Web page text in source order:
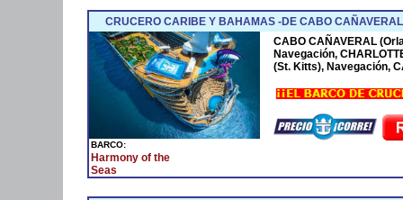
CRUCERO CARIBE Y BAHAMAS -DE CABO
BARCO:
Harmony of the
Seas
CABO CAÑAVERAL
Navegación,
(St. Kitts), Navegación,